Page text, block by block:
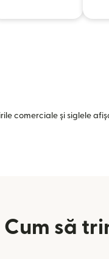
comerciale și siglele
Cum să